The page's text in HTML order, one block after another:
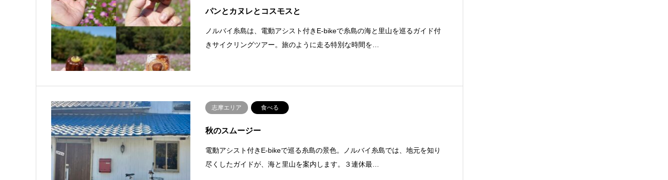
パンとカヌレとコスモスと
ノルバイ糸島は、電動アシスト付きE-bikeで糸島の海と里山を巡るガイド付
きサイクリングツアー。旅のように走る特別な時間を…
志摩エリア 食べる
秋のスムージー
電動アシスト付きE-bikeで巡る糸島の景色。ノルバイ糸島では、地元を知り
尽くしたガイドが、海と里山を案内します。３連休最…